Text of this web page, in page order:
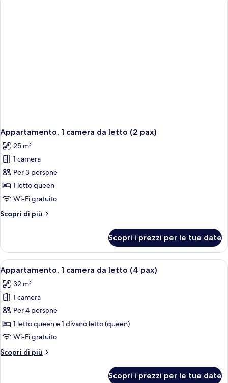
Appartamento, 1 camera da letto (2 pax)
25 m²
1 camera
Per 3 persone
1 letto queen
Wi-Fi gratuito
Scopri di più
Altri
1
camera
da
letto
(2
pax)
Scopri i prezzi per le tue date
Apri
tutte
le
foto
per
Appartamento,
1
da
Macchina per caffè espresso,
1
Appartamento, 1 camera da letto (4 pax)
32 m²
1 camera
Per 4 persone
1 letto queen e 1 divano letto (queen)
Wi-Fi gratuito
Scopri di più
Altri
Scopri i prezzi per le tue date